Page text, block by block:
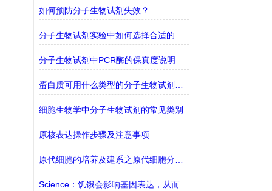
如何预防分子生物试剂失效？
分子生物试剂中PCR酶的保真度说明
细胞生物学中分子生物试剂的常见类别
原核表达操作步骤及注意事项
原代细胞的培养及建系之原代细胞分离篇
Science：饥饿会影响基因表达，从而影响摄食行为和衰老